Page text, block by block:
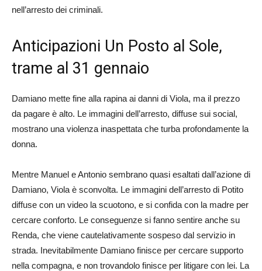
nell’arresto dei criminali.
Anticipazioni Un Posto al Sole,
trame al 31 gennaio
Damiano mette fine alla rapina ai danni di Viola, ma il prezzo
da pagare è alto. Le immagini dell’arresto, diffuse sui social,
mostrano una violenza inaspettata che turba profondamente la
donna.
Mentre Manuel e Antonio sembrano quasi esaltati dall’azione di
Damiano, Viola è sconvolta. Le immagini dell’arresto di Potito
diffuse con un video la scuotono, e si confida con la madre per
cercare conforto. Le conseguenze si fanno sentire anche su
Renda, che viene cautelativamente sospeso dal servizio in
strada. Inevitabilmente Damiano finisce per cercare supporto
nella compagna, e non trovandolo finisce per litigare con lei. La